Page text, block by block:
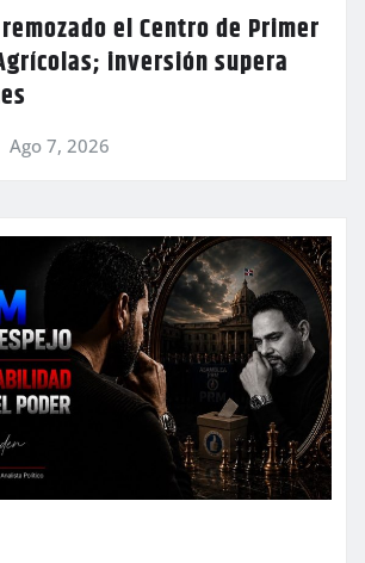
el Centro de Primer
inversión supera
Ago 7, 2026